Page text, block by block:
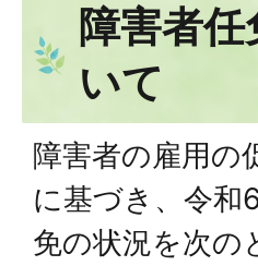
障害者
いて
障害者の雇用の
に基づき、令和
免の状況を次の